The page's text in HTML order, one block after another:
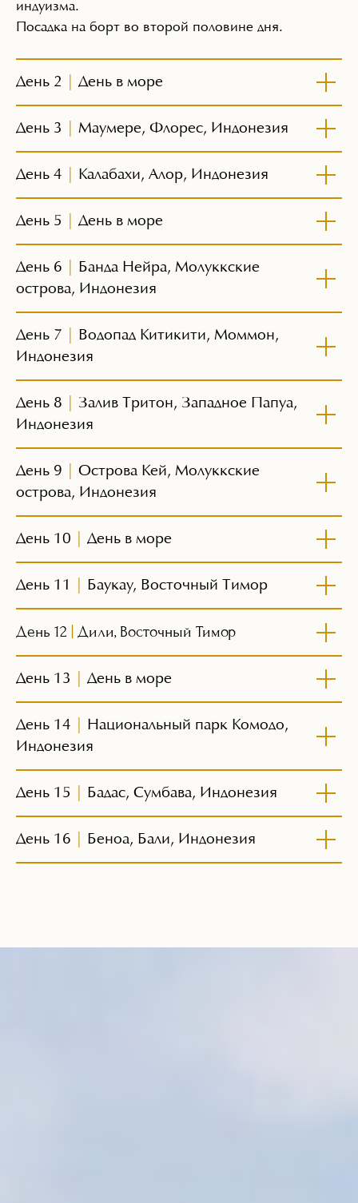
индуизма.
Посадка на борт во второй половине дня.
День 2 День в море
День 3 Маумере, Флорес, Индонезия
День 4 Калабахи, Алор, Индонезия
День 5 День в море
День 6
Банда Нейра, Молуккские
острова, Индонезия
День 7
Водопад Китикити, Моммон,
Индонезия
День 8
Залив Тритон, Западное Папуа,
Индонезия
День 9
Острова Кей, Молуккские
острова, Индонезия
День 10 День в море
День 11 Баукау, Восточный Тимор
День 12 Дили, Восточный Тимор
День 13 День в море
День 14
Национальный парк Комодо,
Индонезия
День 15 Бадас, Сумбава, Индонезия
День 16 Беноа, Бали, Индонезия